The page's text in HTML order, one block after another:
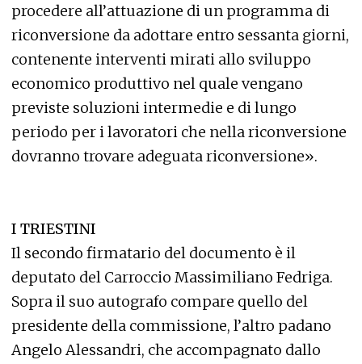
procedere all’attuazione di un programma di
riconversione da adottare entro sessanta giorni,
contenente interventi mirati allo sviluppo
economico produttivo nel quale vengano
previste soluzioni intermedie e di lungo
periodo per i lavoratori che nella riconversione
dovranno trovare adeguata riconversione».
I TRIESTINI
Il secondo firmatario del documento è il
deputato del Carroccio Massimiliano Fedriga.
Sopra il suo autografo compare quello del
presidente della commissione, l’altro padano
Angelo Alessandri, che accompagnato dallo